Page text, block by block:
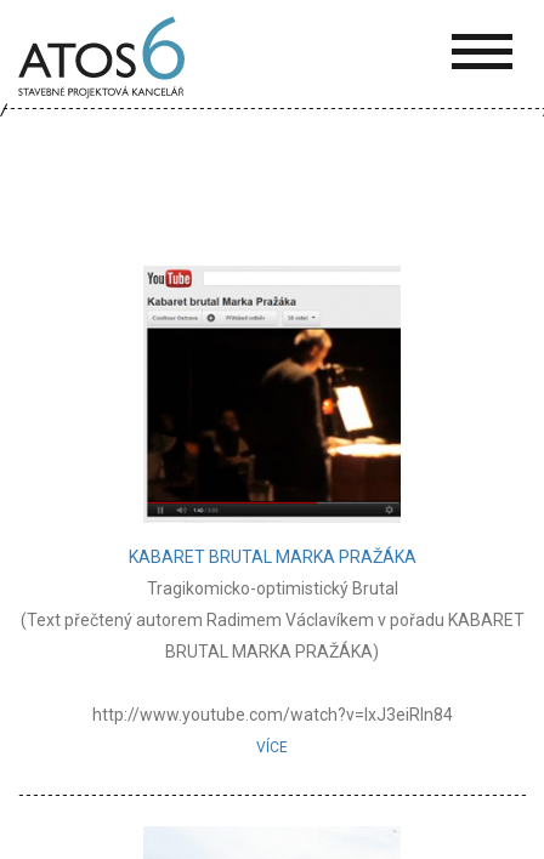
6
KABARET BRUTAL MARKA PRAŽÁKA
Tragikomicko-optimistický Brutal
(Text přečtený autorem Radimem Václavíkem v pořadu KABARET
BRUTAL MARKA PRAŽÁKA)
http://www.youtube.com/watch?v=lxJ3eiRIn84
VÍCE